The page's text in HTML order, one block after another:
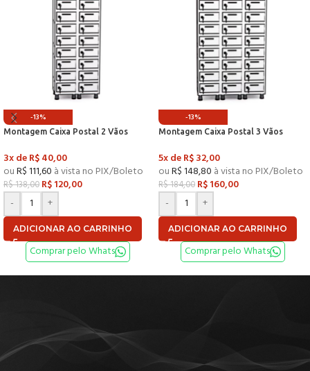
-13%
Montagem Caixa Postal 2 Vãos
3x deR$40,00
ouR$111,60 à vista no PIX/Boleto
R$138,00 R$120,00
-
+
ADICIONAR AO CARRINHO
Comprar pelo Whats
-13%
Montagem Caixa Postal 3 Vãos
5x deR$32,00
ouR$148,80 à vista no PIX/Boleto
R$184,00 R$160,00
-
+
ADICIONAR AO CARRINHO
Comprar pelo Whats